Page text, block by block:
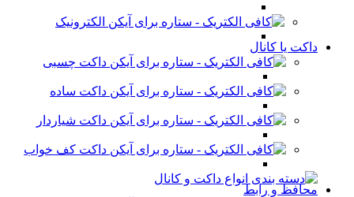
الکترونیک
داکت یا کانال
داکت چسبی
داکت ساده
داکت شیاردار
داکت کف خواب
محافظ و رابط